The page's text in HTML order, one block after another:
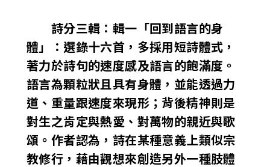
詩分三輯：輯一「回到語言的身
體」：選錄十六首，多採用短詩體式，
著力於詩句的速度感及語言的飽滿度。
語言為顆粒狀且具有身體，並能透過力
道、重量跟速度來現形；背後精神則是
對生之肯定與熱愛、對萬物的親近與歌
頌。作者認為，詩在某種意義上類似宗
教修行，藉由觀想來創造另外一種肢體